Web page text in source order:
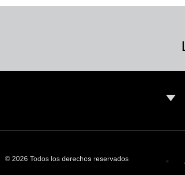
© 2026 Todos los derechos reservados